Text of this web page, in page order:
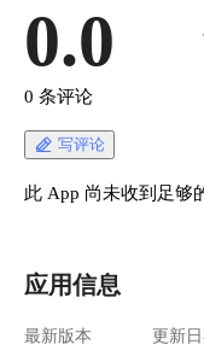
0.0
0 条评论
写评论
此 App 尚未收到足够
应用信息
最新版本 更新